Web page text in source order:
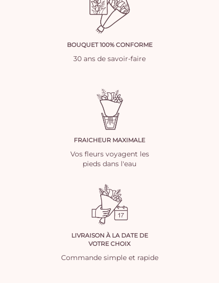
BOUQUET 100% CONFORME
30 ans de savoir-faire
FRAICHEUR MAXIMALE
Vos fleurs voyagent les
pieds dans l'eau
LIVRAISON À LA DATE DE
VOTRE CHOIX
Commande simple et rapide